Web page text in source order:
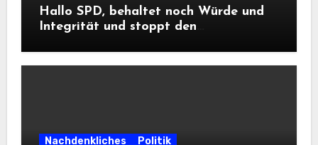
Hallo SPD, behaltet noch Würde und
Integrität und stoppt den
Informationsfreiheit!
Nachdenkliches Politik